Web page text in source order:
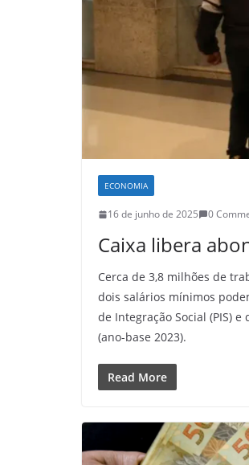
ECONOMIA
16 de junho de 2025 0
Caixa libera
Cerca de 3,8 milhões de
dois salários mínimos
de Integração Social (PIS)
(ano-base 2023).
Read More